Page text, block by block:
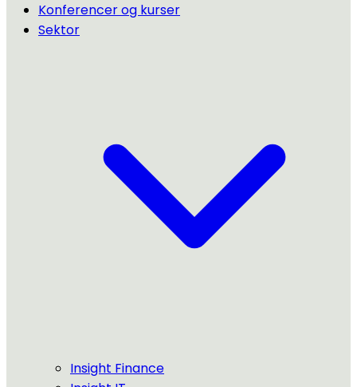
Konferencer og kurser
Sektor
Insight Finance